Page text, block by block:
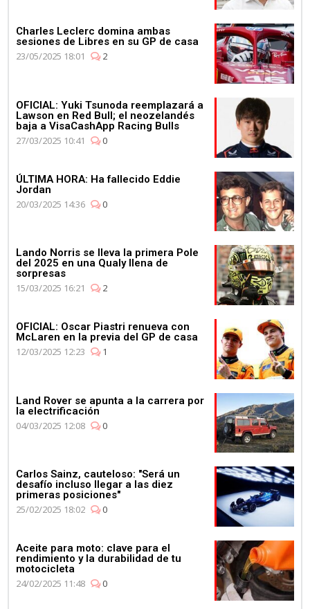
Charles Leclerc domina ambas
sesiones de Libres en su GP de casa
23/05/2025 18:01
2
OFICIAL: Yuki Tsunoda reemplazará a
Lawson en Red Bull; el neozelandés
baja a VisaCashApp Racing Bulls
27/03/2025 10:41
0
ÚLTIMA HORA: Ha fallecido Eddie
Jordan
20/03/2025 14:36
0
Lando Norris se lleva la primera Pole
del 2025 en una Qualy llena de
sorpresas
15/03/2025 16:21
2
OFICIAL: Oscar Piastri renueva con
McLaren en la previa del GP de casa
12/03/2025 12:23
1
Land Rover se apunta a la carrera por
la electrificación
04/03/2025 12:08
0
Carlos Sainz, cauteloso: "Será un
desafío incluso llegar a las diez
primeras posiciones"
25/02/2025 18:02
0
Aceite para moto: clave para el
rendimiento y la durabilidad de tu
motocicleta
24/02/2025 11:48
0